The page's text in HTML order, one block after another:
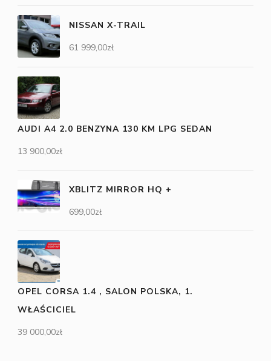
NISSAN X-TRAIL
61 999,00zł
AUDI A4 2.0 BENZYNA 130 KM LPG SEDAN
13 900,00zł
XBLITZ MIRROR HQ +
699,00zł
OPEL CORSA 1.4 , SALON POLSKA, 1.
WŁAŚCICIEL
39 000,00zł